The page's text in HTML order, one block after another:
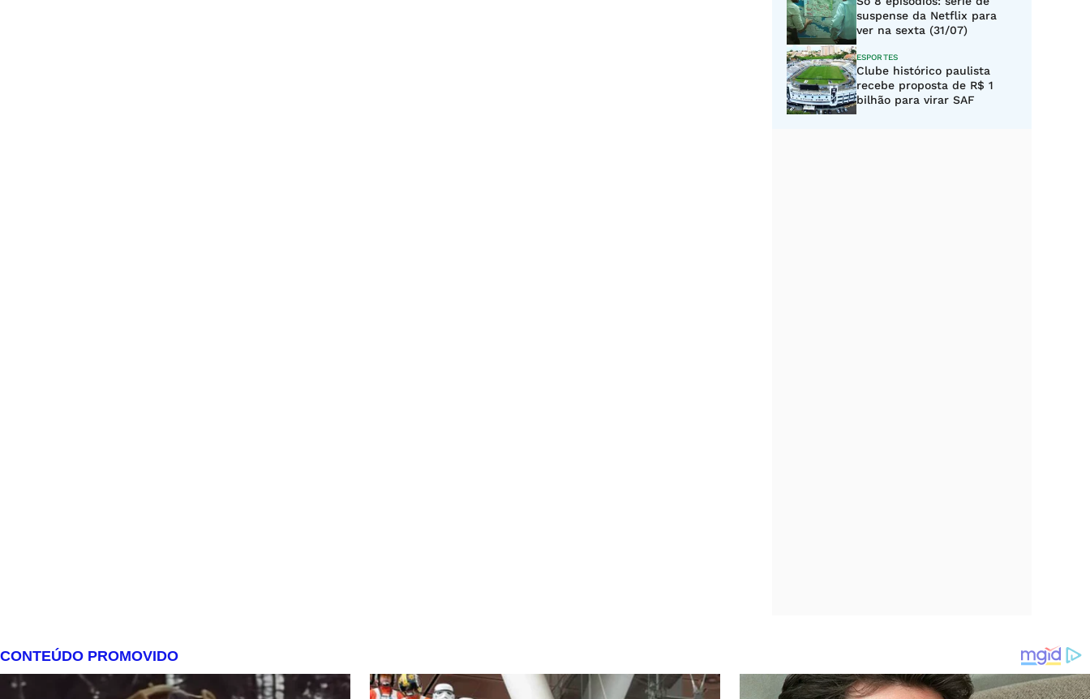
suspense da Netflix para
ver na sexta (31/07)
ESPORTES
Clube histórico paulista
recebe proposta de R$ 1
bilhão para virar SAF